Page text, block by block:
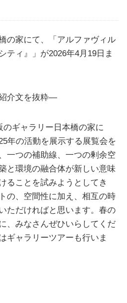
の家にて、「アルファヴィル
ティ』」が2026年4月19日ま
介文を抜粋—
ギャラリー日本橋の家に
年の活動を展示する展覧会を
一つの補助線、一つの剰余空
と環境の融合体が新しい意味
ることを試みようとしてき
の、空間性に加え、相互の時
ただければと思います。春の
、みなさんぜひいらしてくだ
ギャラリーツアーも行いま